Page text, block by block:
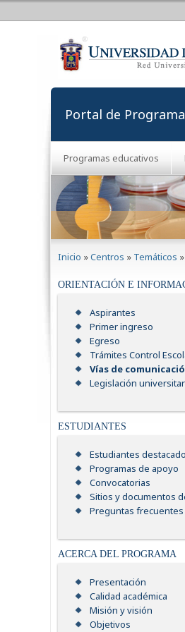
Portal de
Programas educativos
Inicio »Centros » Temáticos »
ORIENTACIÓN E
Aspirantes
Primer ingreso
Egreso
Trámites Control
Vías de
Legislación
ESTUDIANTES
Estudiantes
Programas de apoyo
Convocatorias
Sitios y documentos
Preguntas frecuentes
ACERCA DEL PROGRAMA
Presentación
Calidad académica
Misión y visión
Objetivos